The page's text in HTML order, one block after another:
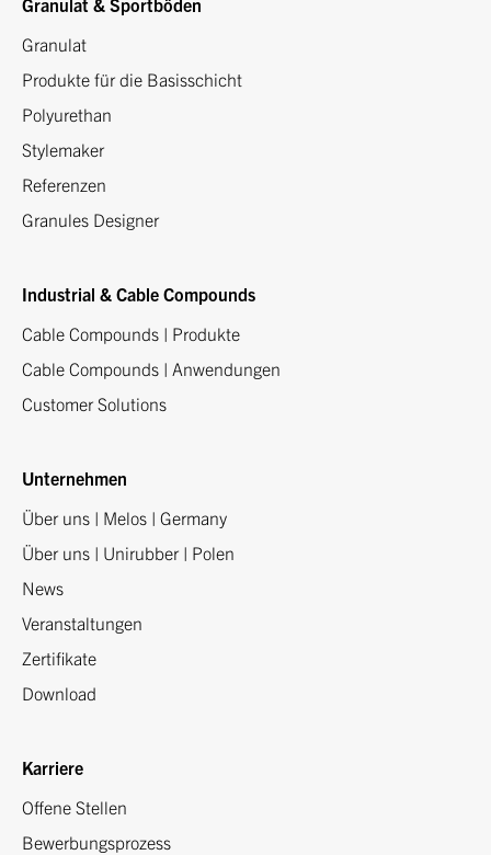
Granulat & Sportböden
Granulat
Produkte für die Basisschicht
Polyurethan
Stylemaker
Referenzen
Granules Designer
Industrial & Cable Compounds
Cable Compounds | Produkte
Cable Compounds | Anwendungen
Customer Solutions
Unternehmen
Über uns | Melos | Germany
Über uns | Unirubber | Polen
News
Veranstaltungen
Zertifikate
Download
Karriere
Offene Stellen
Bewerbungsprozess